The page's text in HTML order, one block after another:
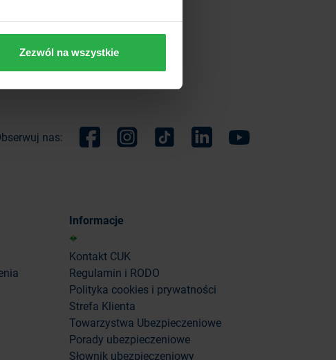
Zezwól na wszystkie
nas:
Informacje
Kontakt CUK
Regulamin i RODO
Polityka cookies i prywatności
Strefa Klienta
Towarzystwa Ubezpieczeniowe
Porady ubezpieczeniowe
Słownik ubezpieczeniowy